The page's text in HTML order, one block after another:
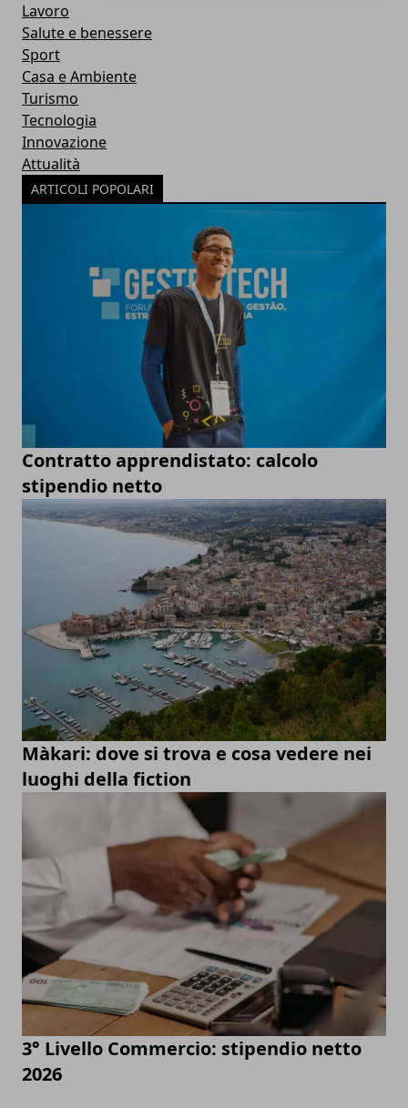
Lavoro
Salute e benessere
Sport
Casa e Ambiente
Turismo
Tecnologia
Innovazione
Attualità
ARTICOLI POPOLARI
Contratto apprendistato: calcolo
stipendio netto
Màkari: dove si trova e cosa vedere nei
luoghi della fiction
3° Livello Commercio: stipendio netto
2026